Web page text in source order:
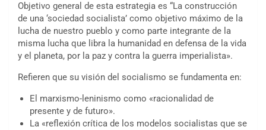
Objetivo general de esta estrategia es “La construcción
de una ‘sociedad socialista’ como objetivo máximo de la
lucha de nuestro pueblo y como parte integrante de la
misma lucha que libra la humanidad en defensa de la vida
y el planeta, por la paz y contra la guerra imperialista».
Refieren que su visión del socialismo se fundamenta en:
El marxismo-leninismo como «racionalidad de
presente y de futuro».
La «reflexión crítica de los modelos socialistas que se